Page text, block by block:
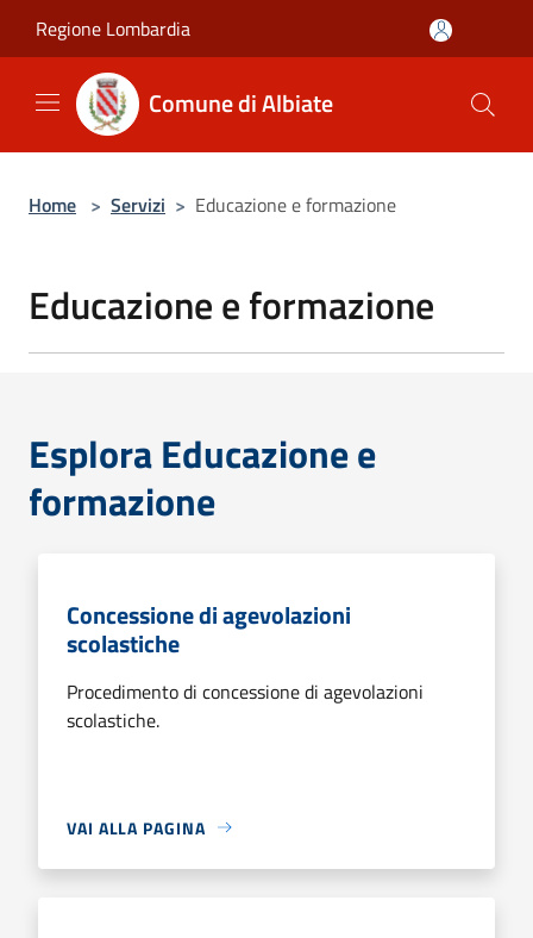
Regione Lombardia
Comune di Albiate
Home > Servizi > Educazione e formazione
Educazione e formazione
Esplora Educazione e
formazione
Concessione di agevolazioni
scolastiche
Procedimento di concessione di agevolazioni
scolastiche.
VAI ALLA PAGINA